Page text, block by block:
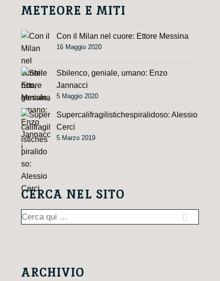
METEORE E MITI
Con il Milan nel cuore: Ettore Messina
16 Maggio 2020
Sbilenco, geniale, umano: Enzo
Jannacci
5 Maggio 2020
Supercalifragilistichespiralidoso: Alessio
Cerci
5 Marzo 2019
CERCA NEL SITO
Cerca:
ARCHIVIO